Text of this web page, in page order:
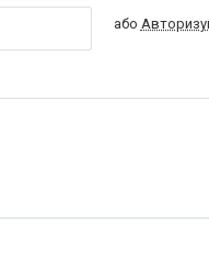
або